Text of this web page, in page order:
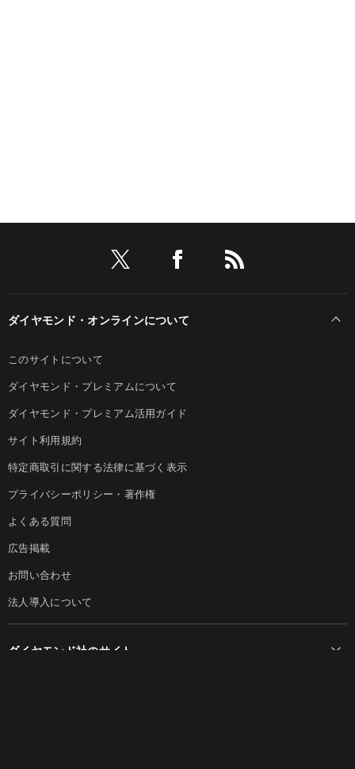
ダイヤモンド・オンラインについて
このサイトについて
ダイヤモンド・プレミアムについて
ダイヤモンド・プレミアム活用ガイド
サイト利用規約
特定商取引に関する法律に基づく表示
プライバシーポリシー・著作権
よくある質問
広告掲載
お問い合わせ
法人導入について
ダイヤモンド社のサイト